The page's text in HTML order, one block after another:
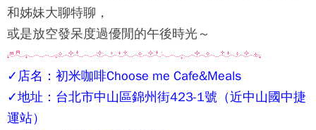
和姊妹大聊特聊，
或是放空發呆度過優閒的午後時光～
✓店名：初米咖啡Choose me Cafe&Meals
✓地址：台北市中山區錦州街423-1號（近中山國中捷
運站）